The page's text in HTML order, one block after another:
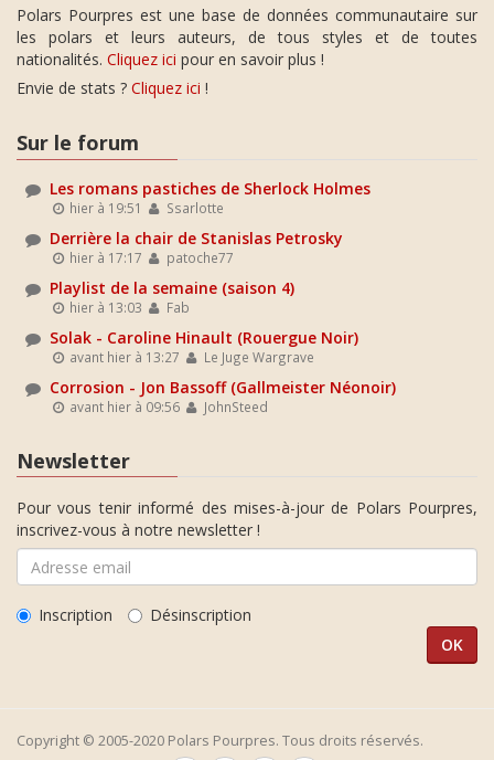
Polars Pourpres est une base de données communautaire sur
les polars et leurs auteurs, de tous styles et de toutes
nationalités. Cliquez ici pour en savoir plus !
Envie de stats ? Cliquez ici !
Sur le forum
Les romans pastiches de Sherlock Holmes
hier à 19:51 Ssarlotte
Derrière la chair de Stanislas Petrosky
hier à 17:17 patoche77
Playlist de la semaine (saison 4)
hier à 13:03 Fab
Solak - Caroline Hinault (Rouergue Noir)
avant hier à 13:27 Le Juge Wargrave
Corrosion - Jon Bassoff (Gallmeister Néonoir)
avant hier à 09:56 JohnSteed
Newsletter
Pour vous tenir informé des mises-à-jour de Polars Pourpres,
inscrivez-vous à notre newsletter !
Inscription Désinscription
Copyright © 2005-2020 Polars Pourpres. Tous droits réservés.